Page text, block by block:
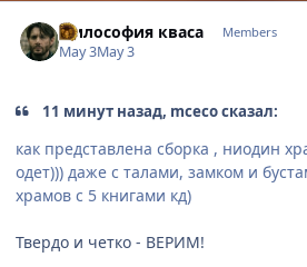
Философия кваса Members
May 3May 3
11 минут назад, mceco сказал:
как представлена сборка , ниодин
одет))) даже с талами, замком и
храмов с 5 книгами кд)
Твердо и четко - ВЕРИМ!